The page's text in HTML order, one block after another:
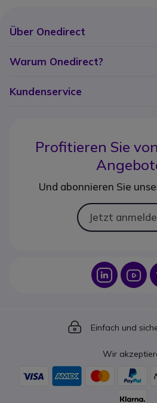
Über Onedirect
Warum Onedirect?
Kundenservice
Profitieren Sie von
Und abonnieren Sie
Jetzt
Icon
Icon
Einfach und
Wir